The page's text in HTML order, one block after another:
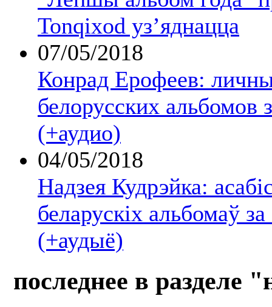
Tonqixod уз’яднацца
07/05/2018
Конрад Ерофеев:
белорусских альбомов
(+аудио)
04/05/2018
Надзея Кудрэйка:
беларускіх альбомаў
(+аудыё)
последнее в разделе